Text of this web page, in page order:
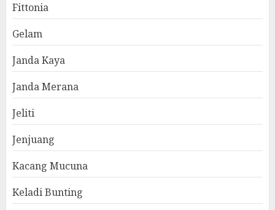
Fittonia
Gelam
Janda Kaya
Janda Merana
Jeliti
Jenjuang
Kacang Mucuna
Keladi Bunting